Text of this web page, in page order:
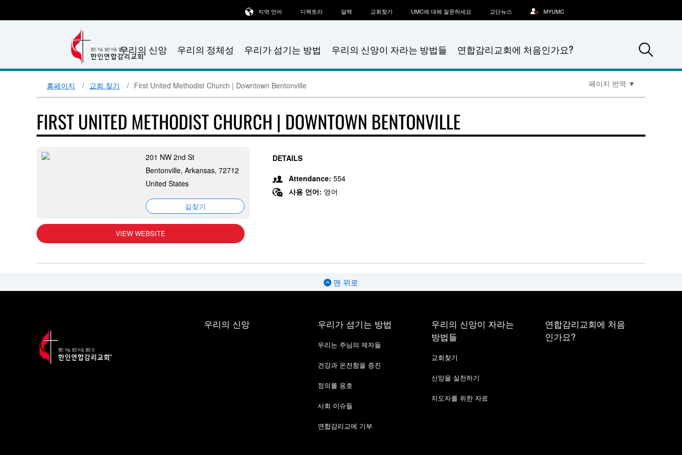
우리의 신앙 우리의 정체성 우리가 섬기는 방법 우리의 신앙이 자라는 방법들 연합감리교회에 처음인가요?
지역 언어 디렉토리 달력 교회찾기 UMC에 대해 질문하세요 교단뉴스 MYUMC
홈페이지 교회 찾기 First United Methodist Church | Downtown Bentonville 페이지 번역 ▼
FIRST UNITED METHODIST CHURCH | DOWNTOWN BENTONVILLE
201 NW 2nd St
Bentonville, Arkansas, 72712
United States
길찾기
VIEW WEBSITE
DETAILS
Attendance: 554
사용 언어: 영어
맨 위로
우리의 신앙 우리가 섬기는 방법
우리는 주님의 제자들
건강과 온전함을 증진
정의를 옹호
사회 이슈들
연합감리교에 기부
우리의 신앙이 자라는
방법들
교회찾기
신앙을 실천하기
지도자를 위한 자료
연합감리교회에 처음
인가요?